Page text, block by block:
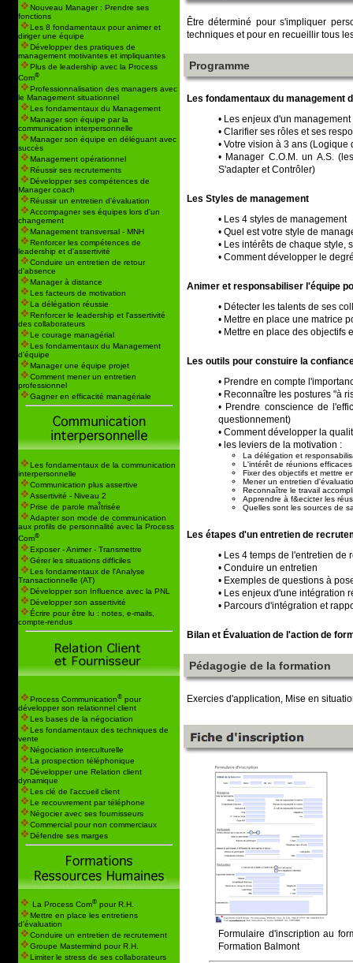
Nouveau Manager : Prendre ses
fonctions
Les 8 fondamentaux pour animer et
diriger une équipe
Développer des pratiques de
management motivantes et impliquantes
Plus de leadership avec la Process
Com®
Professionnalisation des managers avec
le Management situationnel
Les fondamentaux du Management
Manager son équipe par la
communication interpersonnelle
Manager son équipe en déléguant avec
succès
Management opérationnel
Réussir ses recrutements
Développer ses compétences de
Manager coach
Réussir un entretien d'évaluation
Accompagner ses équipes lors d'un
changement
Management transversal - MNH
Renforcer les compétences de
leadership et d'assertivité
Conduire un entretien de retour
d'absence
Manager à distance
Les facteurs de motivation
La délégation réussie
Renforcer le leadership et l'assertivité
des collaborateurs
Le courage managérial
Les fondamentaux du Management
d'équipe
Manager une équipe projet
Comment mener un entretien
professionnel
Gagner en efficacité managériale
Les fondamentaux de la communication
interpersonnelle
Communication plus assertive
Assertivité - Niveau 2
Prise de parole maî̂trisée
Adapter son mode de communication
aux profils de personnalité avec la Process
Com®
Exposer - Animer - Transmettre
Gérer les situations difficiles
Les fondamentaux de l'Analyse
Transactionnelle (AT)
Développer son Influence avec la PNL
Développer son assertivité
Écrire pour être lu : notes, e-mails,
compte-rendus
Process Communication® pour
développer son relationnel client
Les bases de la négociation
Les fondamentaux des techniques de
vente
Négociation interculturelle
La prospection téléphonique
Développer une Relation client
dynamique
Les clé de l'accueil client
Le recouvrement par téléphone
Négocier avec ses fournisseurs
Commercial pour non commerciaux
Défendre ses marges
La Process Com® pour R.H.
Mettre en place les entretiens
d'évaluation
Conduire un entretien de recrutement
Groupe Mastermind pour R.H.
Limiter le stress de ses collaborateurs
Être déterminé pour s'impliquer
techniques et pour en recueillir tous
Programme
Les fondamentaux du management
• Les enjeux d'un
• Clarifier ses rôles et ses
• Votre vision à 3 ans (Logique
• Manager C.O.M. un A.S.
S'adapter et Contrôler)
Les Styles de management
• Les 4 styles de management
• Quel est votre style de
• Les intérêts de chaque style,
• Comment développer le
Animer et responsabiliser l'équipe
• Détecter les talents de ses
• Mettre en place une matrice
• Mettre en place des objectifs
Les outils pour constuire la
• Prendre en compte
• Reconnaître les postures "à
• Prendre conscience de
questionnement)
• Comment développer la
• les leviers de la motivation :
La délégation et
L'intérêt de réunions efficaces
Fixer des objectifs et mettre
Mener un entretien
Reconnaître le travail
Apprendre à f&ecicter les
Quelles sont les sources de
Les étapes d'un entretien de
• Les 4 temps de l'entretien de
• Conduire un entretien
• Exemples de questions à
• Les enjeux d'une intégration
• Parcours d'intégration et
Bilan et Évaluation de l'action de
Pédagogie de la formation
Exercies d'application, Mise en
Formulaire d'inscription au
Formation Balmont